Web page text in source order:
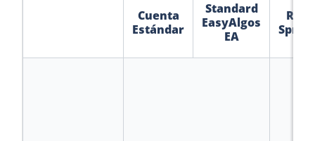
Cuenta
Estándar
Standard
EasyAlgos
EA
Raw